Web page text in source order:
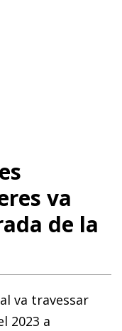
va
de la
va travessar
2023 a